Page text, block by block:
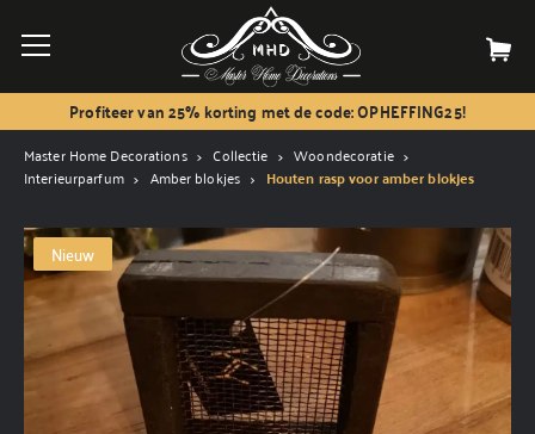
Profiteer van 25% korting met de code: OPHEFFING25!
Master Home Decorations Collectie
Woondecoratie
Interieurparfum
Amber blokjes Houten rasp voor amber blokjes
Nieuw